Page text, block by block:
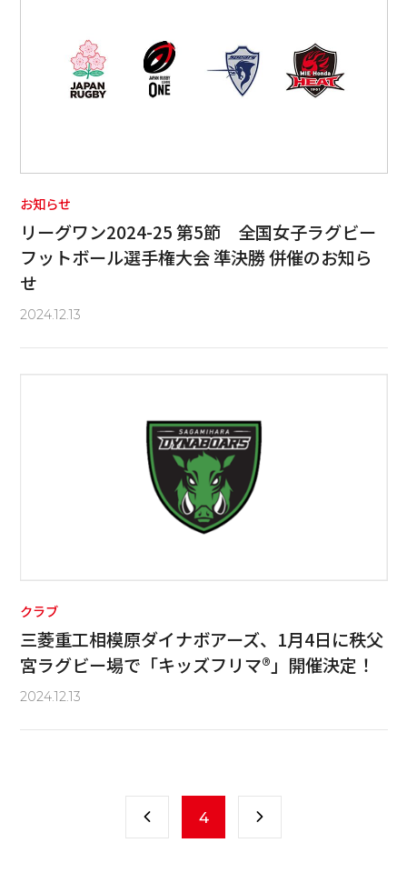
お知らせ
リーグワン2024-25 第5節 全国女子ラグビー
フットボール選手権大会 準決勝 併催のお知ら
せ
2024.12.13
クラブ
三菱重工相模原ダイナボアーズ、1月4日に秩父
宮ラグビー場で「キッズフリマ®︎」開催決定！
2024.12.13
4